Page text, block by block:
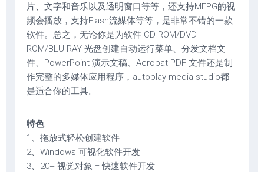
片、文字和音乐以及透明窗口等等，还支持MEPG的视
频会播放，支持Flash流媒体等等，是非常不错的一款
软件。总之，无论你是为软件 CD-ROM/DVD-
ROM/BLU-RAY 光盘创建自动运行菜单、分发文档文
件、PowerPoint 演示文稿、Acrobat PDF 文件还是制
作完整的多媒体应用程序，autoplay media studio都
是适合你的工具。
特色
1、拖放式轻松创建软件
2、Windows 可视化软件开发
3、20+ 视觉对象 = 快速软件开发